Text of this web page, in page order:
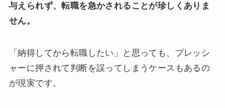
与えられず、転職を急かされることが珍しくありま
せん。
「納得してから転職したい」と思っても、プレッシ
ャーに押されて判断を誤ってしまうケースもあるの
が現実です。